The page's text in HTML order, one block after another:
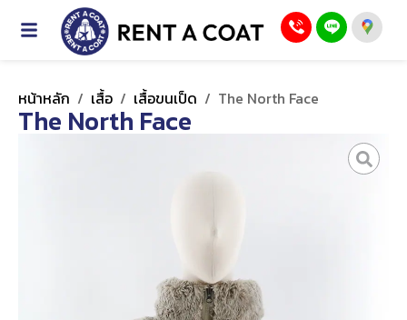
หน้าหลัก / เสื้อ / เสื้อขนเป็ด / The North Face
The North Face